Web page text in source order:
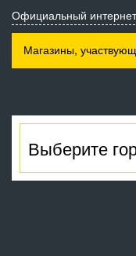
Официальный
Магазины,